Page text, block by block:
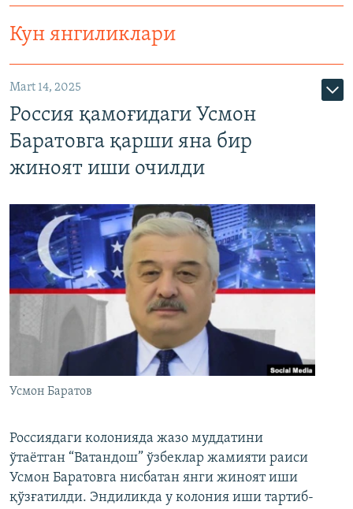
Кун янгиликлари
Mart 14, 2025
Россия қамоғидаги Усмон
Баратовга қарши яна бир
жиноят иши очилди
Усмон Баратов
Россиядаги колонияда жазо муддатини
ўтаётган “Ватандош” ўзбеклар жамияти раиси
Усмон Баратовга нисбатан янги жиноят иши
қўзғатилди. Эндиликда у колония иши тартиб-